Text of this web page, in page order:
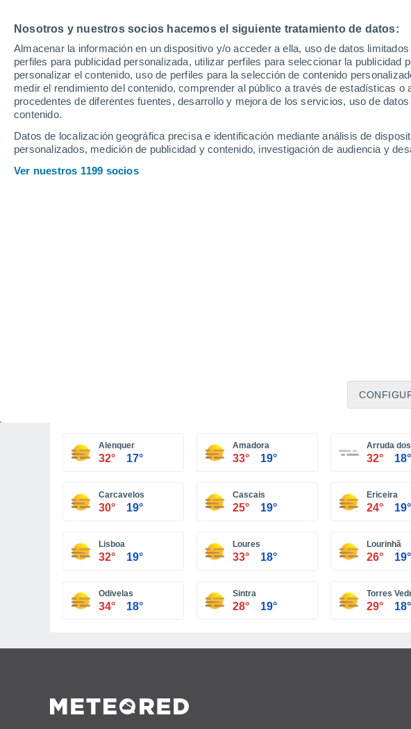
Nosotros y nuestros socios hacemos el siguiente tratamiento de datos:
Almacenar la información en un dispositivo y/o acceder a ella, uso de datos
perfiles para publicidad personalizada, utilizar perfiles para seleccionar la publicidad
personalizar el contenido, uso de perfiles para la selección de contenido
medir el rendimiento del contenido, comprender al público a través de estadísticas o
procedentes de diferentes fuentes, desarrollo y mejora de los servicios, uso de
contenido.
Datos de localización geográfica precisa e identificación mediante análisis de
personalizados, medición de publicidad y contenido, investigación de audiencia y
Ver nuestros 1199 socios
25°
19°
32°
19°
Lisboa
33°
18°
Loures
28°
19°
Sintra
Alenquer
32° 17°
Amadora
33° 19°
Arruda
32° 18°
Carcavelos
30° 19°
Cascais
25° 19°
Ericeira
24° 19°
Lisboa
32° 19°
Loures
33° 18°
Lourinhã
26° 19°
Odivelas
34° 18°
Sintra
28° 19°
Torres
29° 18°